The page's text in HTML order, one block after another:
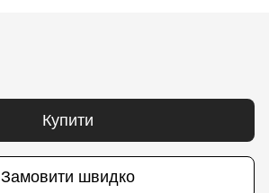
Купити
Замовити швидко